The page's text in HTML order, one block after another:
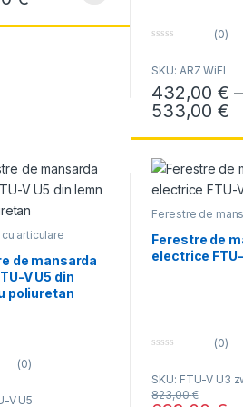
pot fi alese în pagina produsului.
u
o
f
5
(0)
SKU: ARZ WiFI
432,00 € –
533,00 €
Acest produs
articulare
de mansarda
V U5 din
poliuretan
(0)
V U5
Ferestre de
Ferestre de
electrice FTU-
u
t
o
(0)
SKU: FTU-V U3
823,00€